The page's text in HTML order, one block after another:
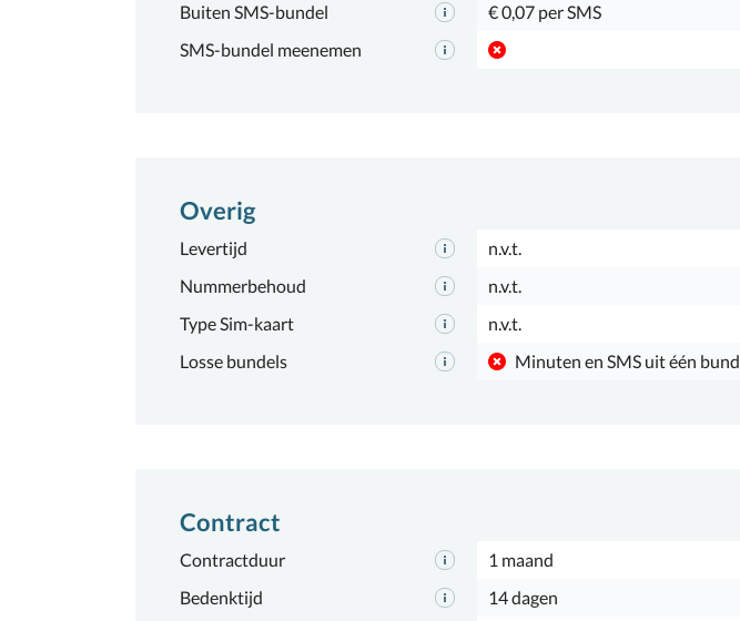
Buiten SMS-bundel
€ 0,07 per SMS
SMS-bundel meenemen
Overig
Levertijd
n.v.t.
Nummerbehoud
n.v.t.
Type Sim-kaart
n.v.t.
Losse bundels
Minuten en SMS uit één
Contract
Contractduur
1 maand
Bedenktijd
14 dagen